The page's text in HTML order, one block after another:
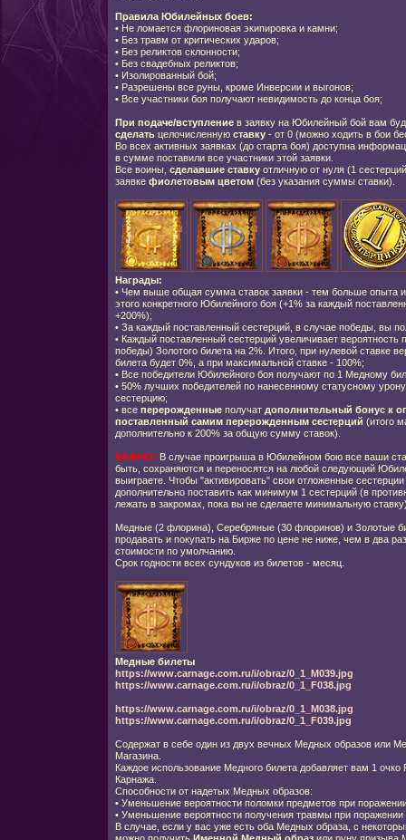
Правила Юбилейных боев:
• Не ломается флориновая экипировка и камни;
• Без травм от критических ударов;
• Без реликтов склонности;
• Без свадебных реликтов;
• Изолированный бой;
• Разрешены все руны, кроме Инверсии и выгонов;
• Все участники боя получают невидимость до конца боя;
При подаче/вступлениев заявку на Юбилейный бой вам
сделатьцелочисленную ставку- от 0 (можно ходить в бои
Во всех активных заявках (до старта боя) доступна
в сумме поставили все участники этой заявки.
Все воины, сделавшие ставкуотличную от нуля (1
заявке фиолетовым цветом(без указания суммы ставки).
Награды:
• Чем выше общая сумма ставок заявки - тем больше опыта и
этого конкретного Юбилейного боя (+1% за каждый
+200%);
• За каждый поставленный сестерций, в случае победы, вы
• Каждый поставленный сестерций увеличивает
победы) Золотого билета на 2%. Итого, при нулевой ставке
билета будет 0%, а при максимальной ставке - 100%;
• Все победители Юбилейного боя получают по 1 Медному
• 50% лучших победителей по нанесенному статусному
сестерцию;
• все перерожденныеполучат дополнительный бонус к
поставленный самим перерожденным сестерций (итого
дополнительно к 200% за общую сумму ставок).
ВАЖНО! В случае проигрыша в Юбилейном бою все ваши
быть, сохраняются и переносятся на любой следующий
выиграете. Чтобы "активировать" свои отложенные
дополнительно поставить как минимум 1 сестерций (в
лежать в закромах, пока вы не сделаете минимальную
Медные (2 флорина), Серебряные (30 флоринов) и Золотые
продавать и покупать на Бирже по цене не ниже, чем в два
стоимости по умолчанию.
Срок годности всех сундуков из билетов - месяц.
Медные билеты
https://www.carnage.com.ru/i/obraz/0_1_M039.jpg
https://www.carnage.com.ru/i/obraz/0_1_F038.jpg
https://www.carnage.com.ru/i/obraz/0_1_M038.jpg
https://www.carnage.com.ru/i/obraz/0_1_F039.jpg
Содержат в себе один из двух вечных Медных образов или
Магазина.
Каждое использование Медного билета добавляет вам 1
Карнажа.
Способности от надетых Медных образов:
• Уменьшение вероятности поломки предметов при
• Уменьшение вероятности получения травмы при поражении
В случае, если у вас уже есть оба Медных образа, с